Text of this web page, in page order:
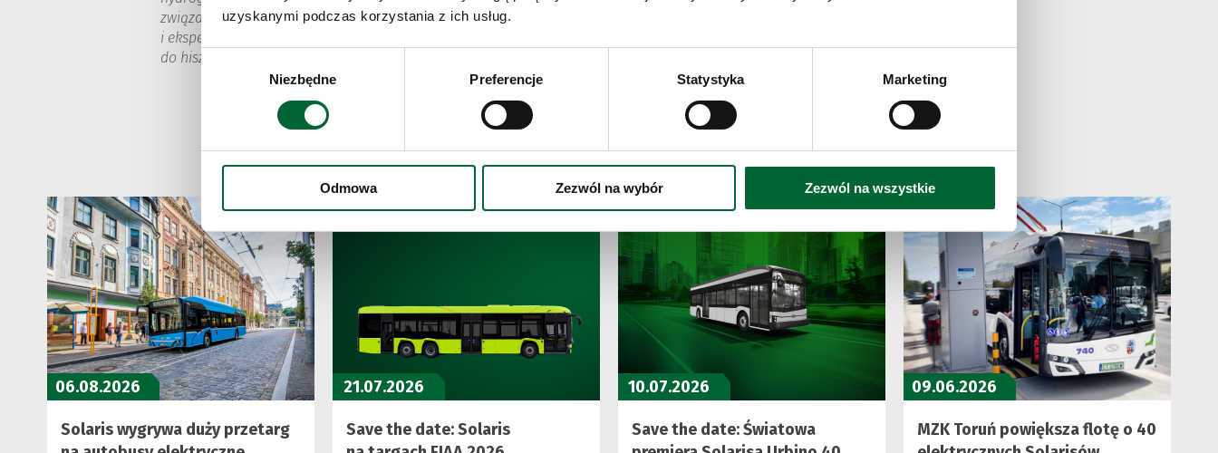
uzyskanymi podczas korzystania z ich usług.
Wybór
Niezbędne Preferencje Statystyka Marketing
Odmowa Zezwól na wybór Zezwól na wszystkie
związanych ze zrównoważonym rozwojem miast, dzieląc się swoim doświadczeniem
i ekspercką wiedzą związaną z transformacją transportu na bezemisyjny. Solaris należy
do hiszpańskiej Grupy CAF (Construcciones y Auxiliar de Ferrocarriles) S.A.
06.08.2026
Solaris wygrywa duży przetarg
21.07.2026
Save the date: Solaris
10.07.2026
Save the date: Światowa
09.06.2026
MZK Toruń powiększa flotę o 40